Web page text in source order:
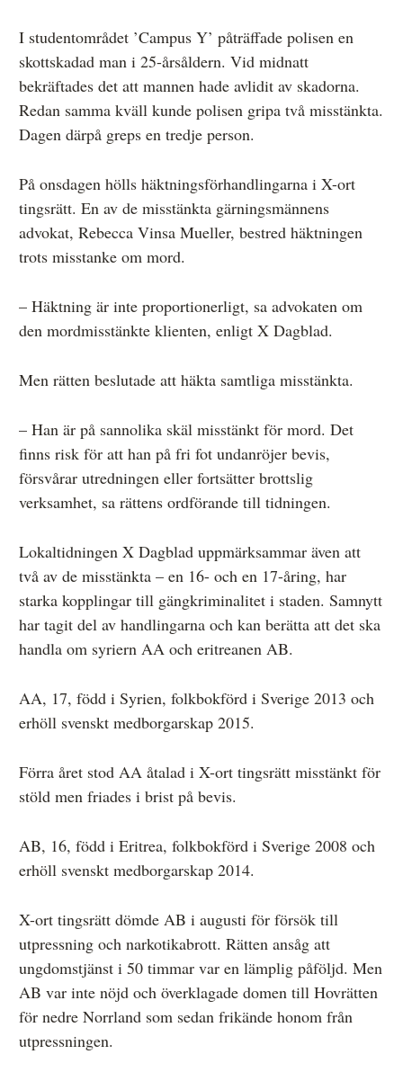
I studentområdet ’Campus Y’ påträffade polisen en
skottskadad man i 25-årsåldern. Vid midnatt
bekräftades det att mannen hade avlidit av skadorna.
Redan samma kväll kunde polisen gripa två misstänkta.
Dagen därpå greps en tredje person.
På onsdagen hölls häktningsförhandlingarna i X-ort
tingsrätt. En av de misstänkta gärningsmännens
advokat, Rebecca Vinsa Mueller, bestred häktningen
trots misstanke om mord.
– Häktning är inte proportionerligt, sa advokaten om
den mordmisstänkte klienten, enligt X Dagblad.
Men rätten beslutade att häkta samtliga misstänkta.
– Han är på sannolika skäl misstänkt för mord. Det
finns risk för att han på fri fot undanröjer bevis,
försvårar utredningen eller fortsätter brottslig
verksamhet, sa rättens ordförande till tidningen.
Lokaltidningen X Dagblad uppmärksammar även att
två av de misstänkta – en 16- och en 17-åring, har
starka kopplingar till gängkriminalitet i staden. Samnytt
har tagit del av handlingarna och kan berätta att det ska
handla om syriern AA och eritreanen AB.
AA, 17, född i Syrien, folkbokförd i Sverige 2013 och
erhöll svenskt medborgarskap 2015.
Förra året stod AA åtalad i X-ort tingsrätt misstänkt för
stöld men friades i brist på bevis.
AB, 16, född i Eritrea, folkbokförd i Sverige 2008 och
erhöll svenskt medborgarskap 2014.
X-ort tingsrätt dömde AB i augusti för försök till
utpressning och narkotikabrott. Rätten ansåg att
ungdomstjänst i 50 timmar var en lämplig påföljd. Men
AB var inte nöjd och överklagade domen till Hovrätten
för nedre Norrland som sedan frikände honom från
utpressningen.